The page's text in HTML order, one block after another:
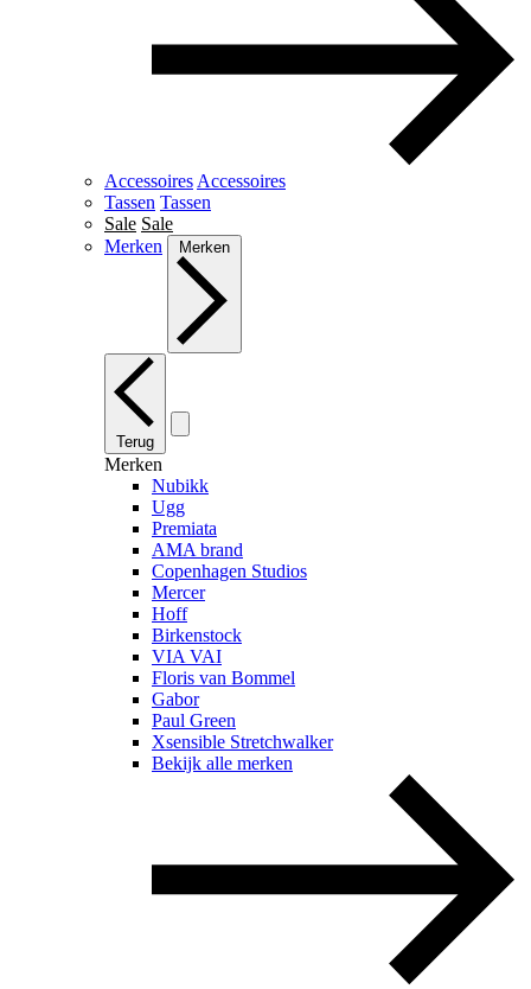
Accessoires Accessoires
Tassen Tassen
Sale Sale
Merken
Merken
Terug
Merken
Nubikk
Ugg
Premiata
AMA brand
Copenhagen Studios
Mercer
Hoff
Birkenstock
VIA VAI
Floris van Bommel
Gabor
Paul Green
Xsensible Stretchwalker
Bekijk alle merken